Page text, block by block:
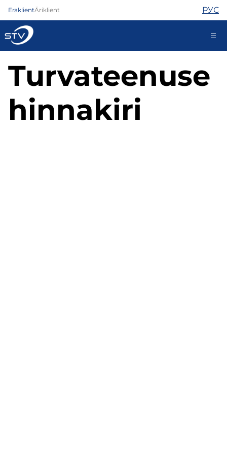
EraklientÄriklient РУС
ariklient@stv.ee
Internet
TV
Turvateenuse
hinnakiri